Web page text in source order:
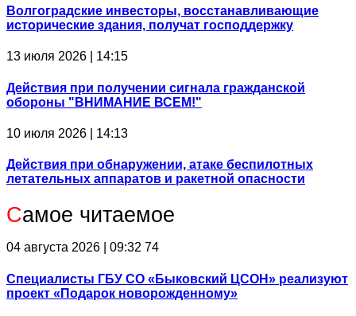
Волгоградские инвесторы, восстанавливающие
исторические здания, получат господдержку
13 июля 2026 | 14:15
Действия при получении сигнала гражданской
обороны "ВНИМАНИЕ ВСЕМ!"
10 июля 2026 | 14:13
Действия при обнаружении, атаке беспилотных
летательных аппаратов и ракетной опасности
Самое читаемое
04 августа 2026 | 09:32 74
Специалисты ГБУ СО «Быковский ЦСОН» реализуют
проект «Подарок новорожденному»